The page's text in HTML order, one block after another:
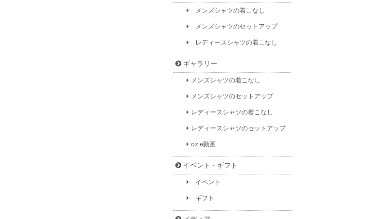
メンズシャツの着こなし
メンズシャツのセットアップ
レディースシャツの着こなし
ギャラリー
メンズシャツの着こなし
メンズシャツのセットアップ
レディースシャツの着こなし
レディースシャツのセットアップ
ozie動画
イベント・ギフト
イベント
ギフト